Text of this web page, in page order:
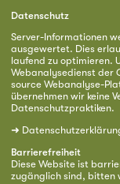
Datenschutz
Server-Informationen
ausgewertet. Dies
laufend zu optimieren.
Webanalysedienst der
source Webanalyse-
übernehmen wir keine
Datenschutzpraktiken.
➜
Barrierefreiheit
Diese Website ist
zugänglich sind, bitten